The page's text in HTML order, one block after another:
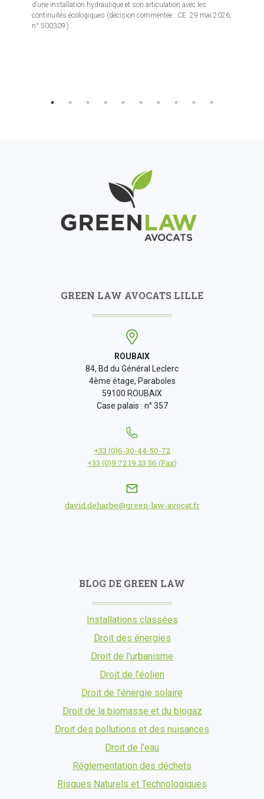
d’une installation hydraulique et son articulation avec les
continuités écologiques (décision commentée : CE 29 mai 2026,
n° 500309 ).
GREEN LAW AVOCATS LILLE
ROUBAIX
84, Bd du Général Leclerc
4ème étage, Paraboles
59100 ROUBAIX
Case palais : n° 357
+33 (0)6-30-44-50-72
+33 (0)9 72 19 23 56 (Fax)
david.deharbe@green-law-avocat.fr
BLOG DE GREEN LAW
Installations classées
Droit des énergies
Droit de l'urbanisme
Droit de l’éolien
Droit de l’énergie solaire
Droit de la biomasse et du biogaz
Droit des pollutions et des nuisances
Droit de l’eau
Réglementation des déchets
Risques Naturels et Technologiques